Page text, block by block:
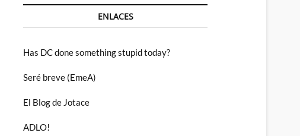
ENLACES
Has DC done something stupid today?
Seré breve (EmeA)
El Blog de Jotace
ADLO!